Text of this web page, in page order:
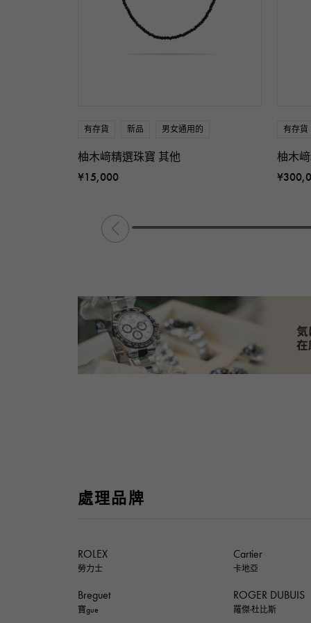
有存貨 新品 男女通用的
柚木﨑精選珠寶 其他
¥15,000
有存貨
柚木
處理品牌
ROLEX
勞力士
Cartier
卡地亞
Breguet
寶gue
ROGER DUBUIS
羅傑·杜比斯